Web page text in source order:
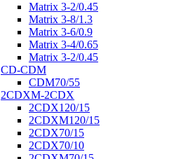
Matrix 3-2/0.45
Matrix 3-8/1.3
Matrix 3-6/0.9
Matrix 3-4/0.65
Matrix 3-2/0.45
CD-CDM
CDM70/55
2CDXM-2CDX
2CDX120/15
2CDXM120/15
2CDX70/15
2CDX70/10